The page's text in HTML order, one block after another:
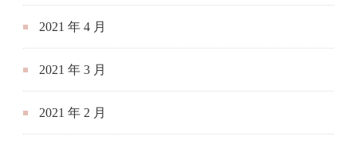
2021 年 4 月
2021 年 3 月
2021 年 2 月